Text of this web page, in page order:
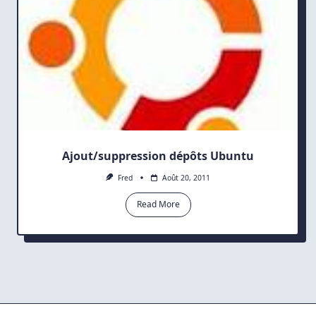
Ajout/suppression dépôts Ubuntu
Fred Août 20, 2011
Read More